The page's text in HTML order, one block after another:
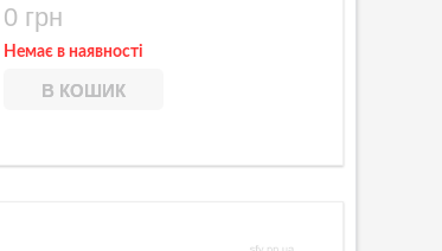
0 грн
Немає в наявності
В КОШИК